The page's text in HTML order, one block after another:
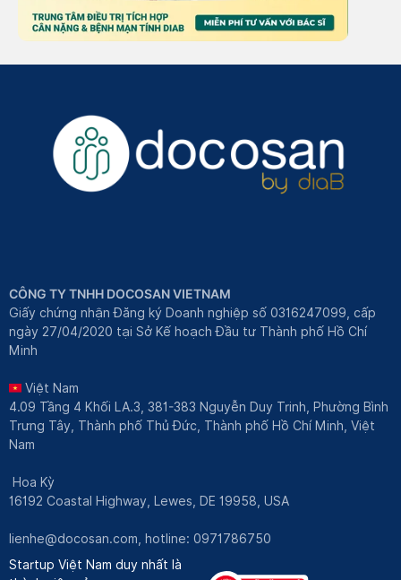
CÔNG TY TNHH DOCOSAN VIETNAM
Giấy chứng nhận Đăng ký Doanh nghiệp số 0316247099, cấp
ngày 27/04/2020 tại Sở Kế hoạch Đầu tư Thành phố Hồ Chí
Minh
Việt Nam
4.09 Tầng 4 Khối LA.3, 381-383 Nguyễn Duy Trinh, Phường Bình
Trưng Tây, Thành phố Thủ Đức, Thành phố Hồ Chí Minh, Việt
Nam
Hoa Kỳ
16192 Coastal Highway, Lewes, DE 19958, USA
lienhe@docosan.com , hotline: 0971786750
Startup Việt Nam duy nhất là